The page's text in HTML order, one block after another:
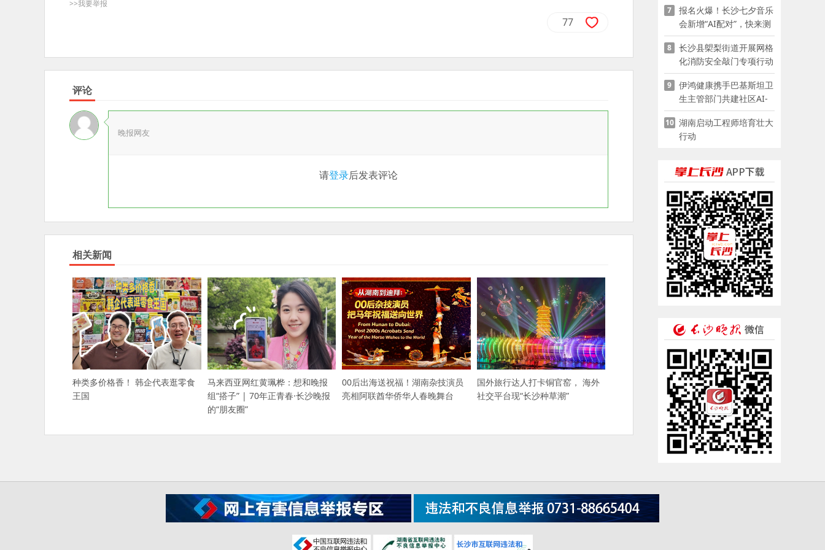
>>我要举报
77
评论
晚报网友
请登录后发表评论
相关新闻
种类多价格香！ 韩企代表逛零食
王国
马来西亚网红黄珮桦：想和晚报
组“搭子” | 70年正青春·长沙晚报
的“朋友圈”
00后出海送祝福！湖南杂技演员
亮相阿联酋华侨华人春晚舞台
国外旅行达人打卡铜官窑， 海外
社交平台现“长沙种草潮”
7
报名火爆！长沙七夕音乐
会新增“AI配对”，快来测
测你的七夕缘分
8
长沙县㮾梨街道开展网格
化消防安全敲门专项行动
9
伊鸿健康携手巴基斯坦卫
生主管部门共建社区AI-
POCT生态
10 湖南启动工程师培育壮大
行动